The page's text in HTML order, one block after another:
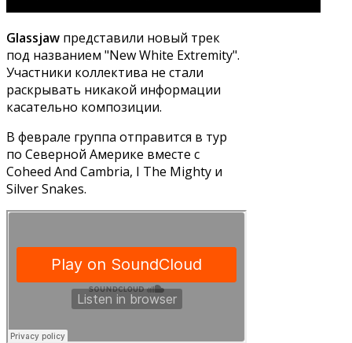
Glassjaw представили новый трек
под названием "New White Extremity".
Участники коллектива не стали
раскрывать никакой информации
касательно композиции.
В феврале группа отправится в тур
по Северной Америке вместе с
Coheed And Cambria, I The Mighty и
Silver Snakes.